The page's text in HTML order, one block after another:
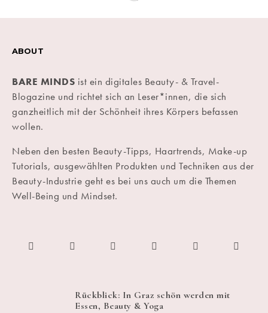
ABOUT
BARE MINDS ist ein digitales Beauty- & Travel-
Blogazine und richtet sich an Leser*innen, die sich
ganzheitlich mit der Schönheit ihres Körpers befassen
wollen.
Neben den besten Beauty-Tipps, Haartrends, Make-up
Tutorials, ausgewählten Produkten und Techniken aus der
Beauty-Industrie geht es bei uns auch um die Themen
Well-Being und Mindset.
Rückblick: In Graz schön werden mit
Essen, Beauty & Yoga